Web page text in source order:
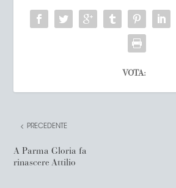
VOTA:
PRECEDENTE
A Parma Gloria fa
rinascere Attilio